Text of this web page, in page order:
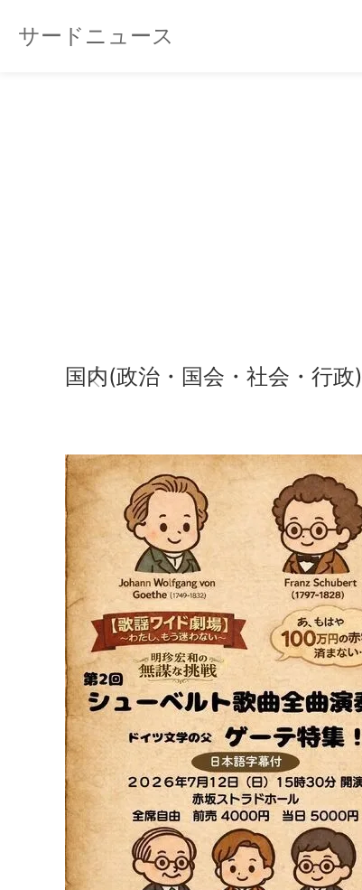
サードニュース
国内(政治・国会・社会・行政)